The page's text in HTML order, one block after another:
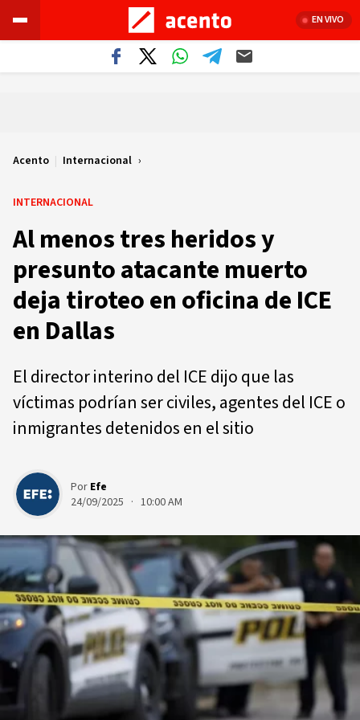
EN VIVO
Acento | Internacional
INTERNACIONAL
Al menos tres heridos y
presunto atacante muerto
deja tiroteo en oficina de ICE
en Dallas
El director interino del ICE dijo que las
víctimas podrían ser civiles, agentes del ICE o
inmigrantes detenidos en el sitio
Por Efe
24/09/2025 · 10:00 AM